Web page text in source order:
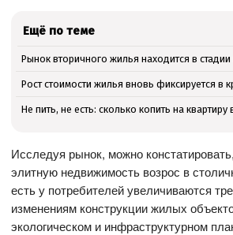
Ещё по теме
Рынок вторичного жилья находится в стадии
Рост стоимости жилья вновь фиксируется в
Не пить, не есть: сколько копить на квартиру
Исследуя рынок, можно
элитную недвижимость возрос в
есть у потребителей увеличиваются
изменениям конструкции жилых
экологическом и инфраструктурном